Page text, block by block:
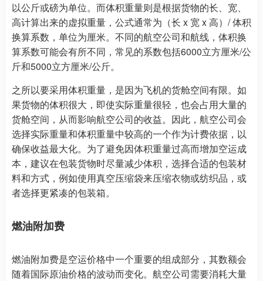
以公斤或磅为单位。而体积重量则是根据货物的长、宽、
高计算出来的虚拟重量，公式通常为（长 x 宽 x 高）/ 体积
换算系数，单位为厘米。不同的航空公司和航线，体积换
算系数可能会有所不同，常见的系数包括6000立方厘米/公
斤和5000立方厘米/公斤。
之所以要采用体积重量，是因为飞机的货舱空间有限。如
果货物的体积很大，即使实际重量很轻，也会占用大量的
货舱空间，从而影响航空公司的收益。因此，航空公司会
选择实际重量和体积重量中较高的一个作为计费依据，以
确保收益最大化。为了避免因体积重量过高而增加空运成
本，建议在包装货物时尽量减少体积，选择合适的包装材
料和方式，例如使用真空压缩袋来压缩衣物或纺织品，或
者选择更紧凑的包装箱。
燃油附加费
燃油附加费是空运价格中一个重要的组成部分，其数额会
随着国际原油价格的波动而变化。航空公司需要消耗大量